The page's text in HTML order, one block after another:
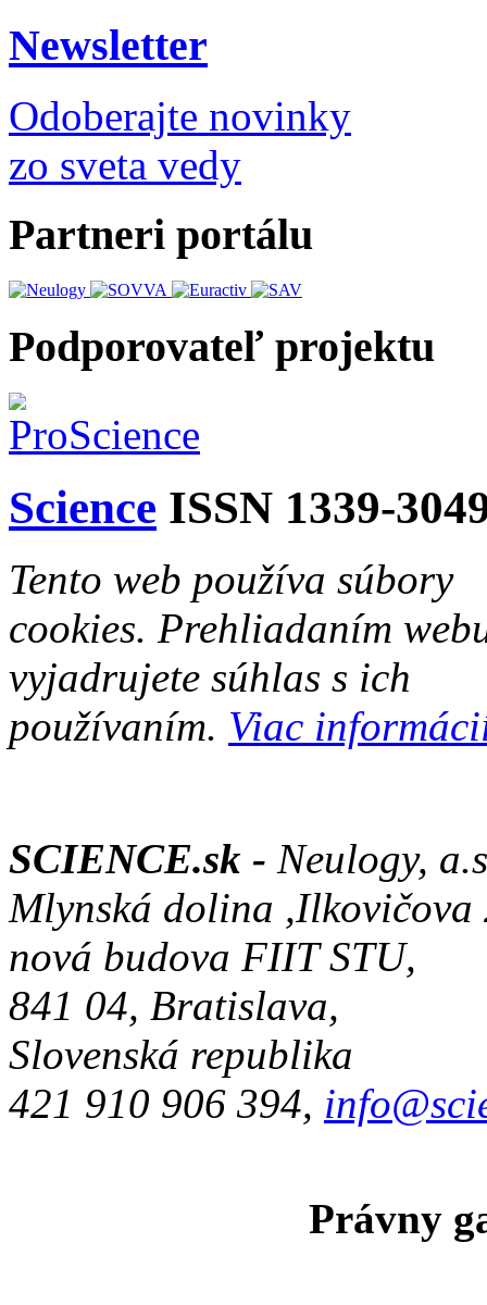
Newsletter
Odoberajte novinky
zo sveta vedy
Partneri portálu
Podporovateľ projektu
Science ISSN 1339-
Tento web používa súbory
cookies. Prehliadaním
vyjadrujete súhlas s ich
používaním. Viac
SCIENCE.sk - Neulogy,
Mlynská dolina ,Ilkovičova
nová budova FIIT STU,
841 04, Bratislava,
Slovenská republika
421 910 906 394,
Právny